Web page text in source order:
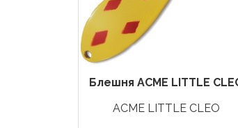
Блешня ACME LITTLE
ACME LITTLE CLEO